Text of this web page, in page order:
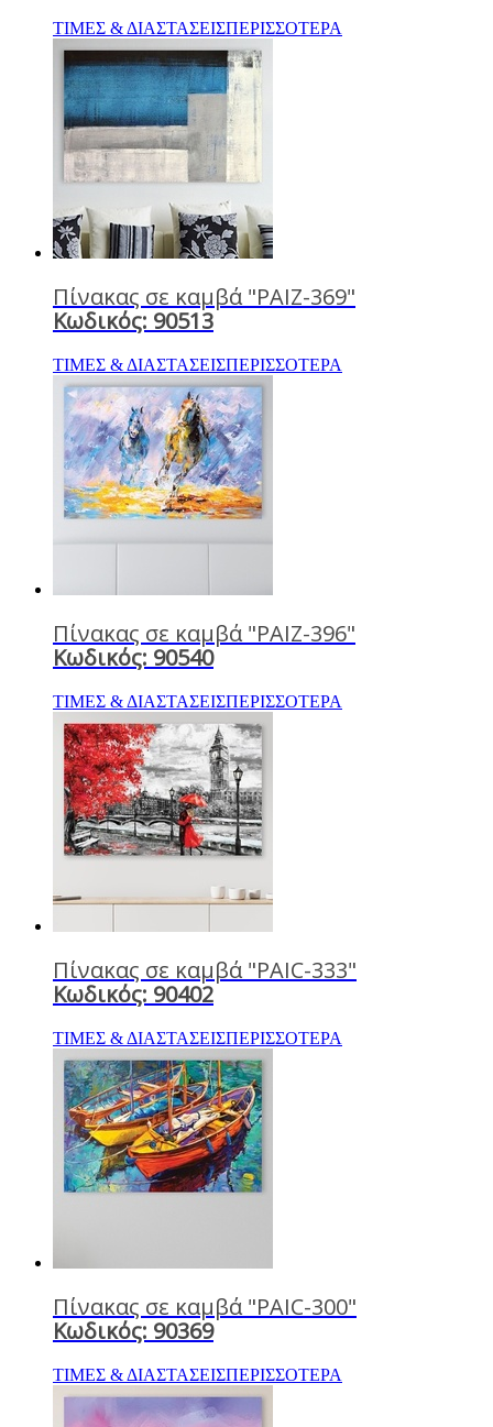
ΤΙΜΕΣ & ΔΙΑΣΤΑΣΕΙΣΠΕΡΙΣΣΟΤΕΡΑ
Πίνακας σε καμβά "PAIZ-369"
Κωδικός: 90513
ΤΙΜΕΣ & ΔΙΑΣΤΑΣΕΙΣΠΕΡΙΣΣΟΤΕΡΑ
Πίνακας σε καμβά "PAIZ-396"
Κωδικός: 90540
ΤΙΜΕΣ & ΔΙΑΣΤΑΣΕΙΣΠΕΡΙΣΣΟΤΕΡΑ
Πίνακας σε καμβά "PAIC-333"
Κωδικός: 90402
ΤΙΜΕΣ & ΔΙΑΣΤΑΣΕΙΣΠΕΡΙΣΣΟΤΕΡΑ
Πίνακας σε καμβά "PAIC-300"
Κωδικός: 90369
ΤΙΜΕΣ & ΔΙΑΣΤΑΣΕΙΣΠΕΡΙΣΣΟΤΕΡΑ